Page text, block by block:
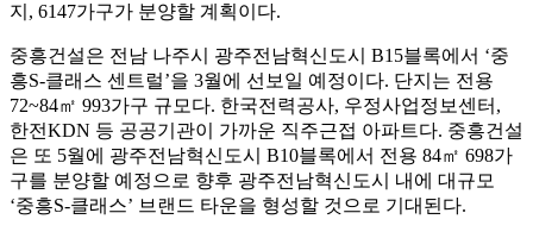
지, 6147가구가 분양할 계획이다.
중흥건설은 전남 나주시 광주전남혁신도시 B15블록에서 ‘중
흥S-클래스 센트럴’을 3월에 선보일 예정이다. 단지는 전용
72~84㎡ 993가구 규모다. 한국전력공사, 우정사업정보센터,
한전KDN 등 공공기관이 가까운 직주근접 아파트다. 중흥건설
은 또 5월에 광주전남혁신도시 B10블록에서 전용 84㎡ 698가
구를 분양할 예정으로 향후 광주전남혁신도시 내에 대규모
‘중흥S-클래스’ 브랜드 타운을 형성할 것으로 기대된다.